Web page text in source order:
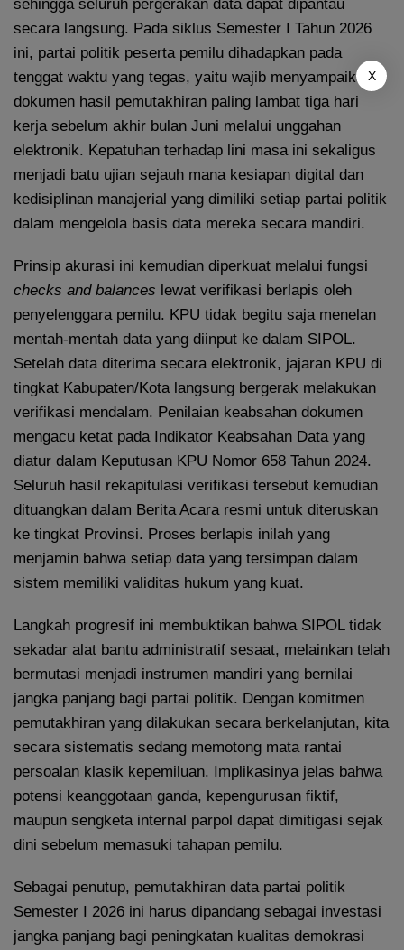
sehingga seluruh pergerakan data dapat dipantau
secara langsung. Pada siklus Semester I Tahun 2026
ini, partai politik peserta pemilu dihadapkan pada
tenggat waktu yang tegas, yaitu wajib menyampaikan
dokumen hasil pemutakhiran paling lambat tiga hari
kerja sebelum akhir bulan Juni melalui unggahan
elektronik. Kepatuhan terhadap lini masa ini sekaligus
menjadi batu ujian sejauh mana kesiapan digital dan
kedisiplinan manajerial yang dimiliki setiap partai politik
dalam mengelola basis data mereka secara mandiri.
Prinsip akurasi ini kemudian diperkuat melalui fungsi
checks and balances lewat verifikasi berlapis oleh
penyelenggara pemilu. KPU tidak begitu saja menelan
mentah-mentah data yang diinput ke dalam SIPOL.
Setelah data diterima secara elektronik, jajaran KPU di
tingkat Kabupaten/Kota langsung bergerak melakukan
verifikasi mendalam. Penilaian keabsahan dokumen
mengacu ketat pada Indikator Keabsahan Data yang
diatur dalam Keputusan KPU Nomor 658 Tahun 2024.
Seluruh hasil rekapitulasi verifikasi tersebut kemudian
dituangkan dalam Berita Acara resmi untuk diteruskan
ke tingkat Provinsi. Proses berlapis inilah yang
menjamin bahwa setiap data yang tersimpan dalam
sistem memiliki validitas hukum yang kuat.
Langkah progresif ini membuktikan bahwa SIPOL tidak
sekadar alat bantu administratif sesaat, melainkan telah
bermutasi menjadi instrumen mandiri yang bernilai
jangka panjang bagi partai politik. Dengan komitmen
pemutakhiran yang dilakukan secara berkelanjutan, kita
secara sistematis sedang memotong mata rantai
persoalan klasik kepemiluan. Implikasinya jelas bahwa
potensi keanggotaan ganda, kepengurusan fiktif,
maupun sengketa internal parpol dapat dimitigasi sejak
dini sebelum memasuki tahapan pemilu.
Sebagai penutup, pemutakhiran data partai politik
Semester I 2026 ini harus dipandang sebagai investasi
jangka panjang bagi peningkatan kualitas demokrasi
X